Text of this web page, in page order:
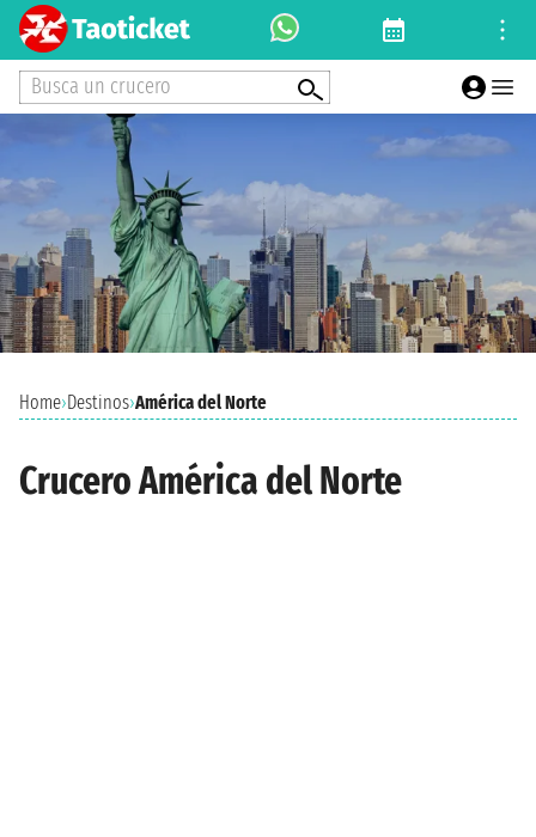
Busca un crucero
Home›Destinos›América del Norte
Crucero América del Norte